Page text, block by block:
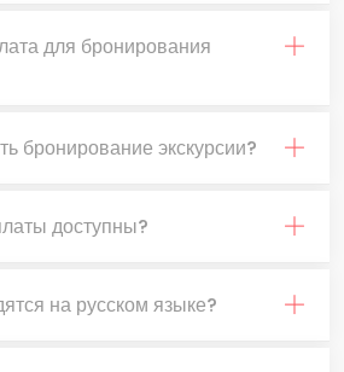
для бронирования
бронирование экскурсии?
доступны?
на русском языке?